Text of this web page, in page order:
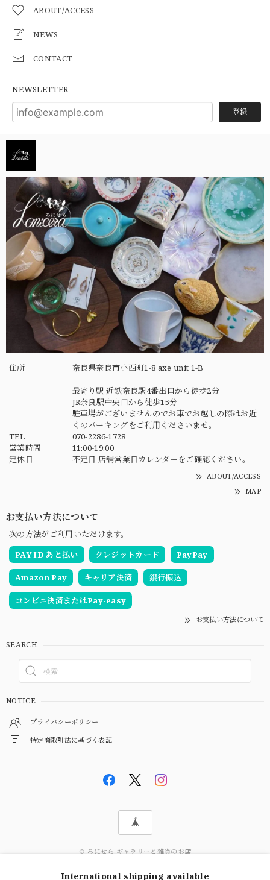
ABOUT/ACCESS
NEWS
CONTACT
NEWSLETTER
登録
住所 奈良県奈良市小西町1-8 axe unit 1-B
最寄り駅 近鉄奈良駅4番出口から徒歩2分
JR奈良駅中央口から徒歩15分
駐車場がございませんのでお車でお越しの際はお近
くのパーキングをご利用くださいませ。
TEL
070-2286-1728
営業時間
11:00-19:00
定休日
不定日 店舗営業日カレンダーをご確認ください。
ABOUT/ACCESS
MAP
お支払い方法について
次の方法がご利用いただけます。
PAY ID あと払い
クレジットカード PayPay
Amazon Pay キャリア決済 銀行振込
コンビニ決済またはPay-easy
お支払い方法について
SEARCH
NOTICE
プライバシーポリシー
特定商取引法に基づく表記
© ろにせら ギャラリーと雑貨のお店
International shipping available